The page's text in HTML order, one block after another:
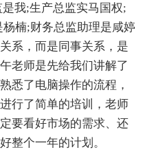
我;生产总监实马国权;
楠;财务总监助理是咸婷
系，而是同事关系，是
老师是先给我们讲解了
悉了电脑操作的流程，
行了简单的培训，老师
要看好市场的需求、还
整个一年的计划。